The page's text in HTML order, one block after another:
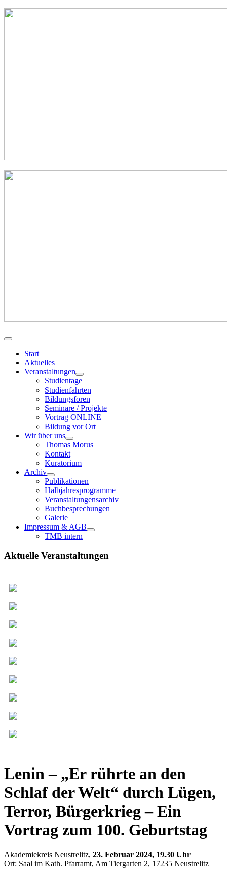
Start
Aktuelles
Veranstaltungen
Studientage
Studienfahrten
Bildungsforen
Seminare / Projekte
Vortrag ONLINE
Bildung vor Ort
Wir über uns
Thomas Morus
Kontakt
Kuratorium
Archiv
Publikationen
Halbjahresprogramme
Veranstaltungensarchiv
Buchbesprechungen
Galerie
Impressum & AGB
TMB intern
Aktuelle Veranstaltungen
Lenin – „Er rührte an den
Schlaf der Welt“ durch Lügen,
Terror, Bürgerkrieg – Ein
Vortrag zum 100. Geburtstag
Akademiekreis Neustrelitz, 23. Februar 2024, 19.30 Uhr
Ort: Saal im Kath. Pfarramt, Am Tiergarten 2, 17235 Neustrelitz